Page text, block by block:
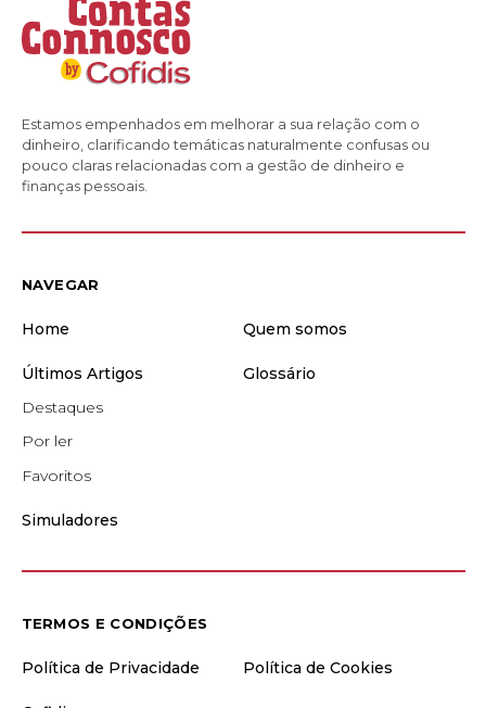
Estamos empenhados em melhorar a sua relação com o
dinheiro, clarificando temáticas naturalmente confusas ou
pouco claras relacionadas com a gestão de dinheiro e
finanças pessoais.
NAVEGAR
Home Quem somos
Últimos Artigos
Destaques
Por ler
Favoritos
Glossário
Simuladores
TERMOS E CONDIÇÕES
Política de Privacidade Política de Cookies